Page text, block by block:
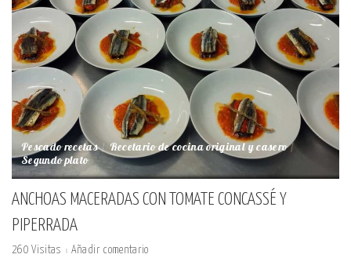
Pescado recetas Recetario de cocina original y casero
Segundo plato
ANCHOAS MACERADAS CON TOMATE CONCASSÉ Y
PIPERRADA
260 Visitas
Añadir comentario